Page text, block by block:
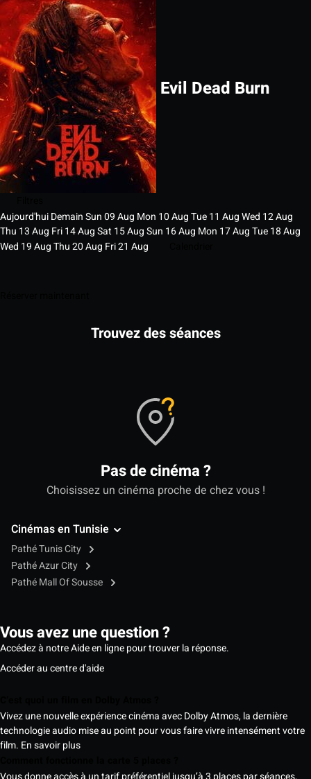
Evil Dead Burn
Aujourd'huiDemainSun09Aug Mon 10AugTue11 AugWed 12Aug
Thu 13Aug Fri14AugSat 15AugSun 16Aug Mon 17AugTue18Aug
Wed 19AugThu20Aug Fri21 Aug
Trouvez des séances
Pas de cinéma ?
Choisissez un cinéma proche de chez vous !
Cinémas en Tunisie
Pathé Tunis City
Pathé Azur City
Pathé Mall Of Sousse
Vous avez une question ?
Accédez à notre Aide en ligne pour trouver la réponse.
Accéder au centre d'aide
Vivez une nouvelle expérience cinéma avec Dolby Atmos, la dernière
technologie audio mise au point pour vous faire vivre intensément votre
film. En savoir plus